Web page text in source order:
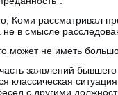
Коми рассматривал
в смысле
может не иметь
заявлений
классическая
с другими